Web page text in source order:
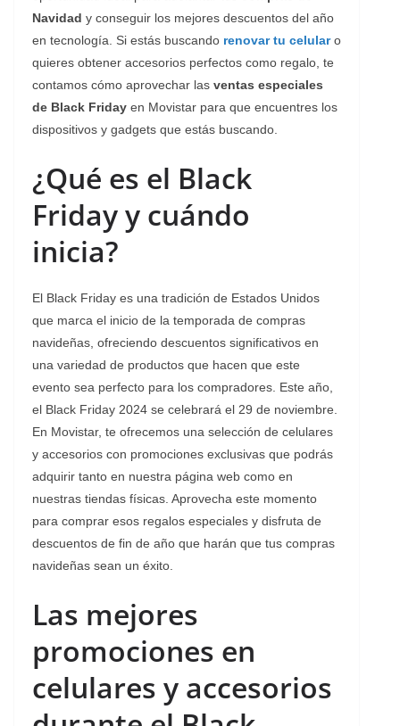
Navidad y conseguir los mejores descuentos del año
en tecnología. Si estás buscando renovar tu celularo
quieres obtener accesorios perfectos como regalo, te
contamos cómo aprovechar las ventas especiales
de Black Friday en Movistar para que encuentres los
dispositivos y gadgets que estás buscando.
¿Qué es el Black
Friday y cuándo
inicia?
El Black Friday es una tradición de Estados Unidos
que marca el inicio de la temporada de compras
navideñas, ofreciendo descuentos significativos en
una variedad de productos que hacen que este
evento sea perfecto para los compradores. Este año,
el Black Friday 2024 se celebrará el 29 de noviembre.
En Movistar, te ofrecemos una selección de celulares
y accesorios con promociones exclusivas que podrás
adquirir tanto en nuestra página web como en
nuestras tiendas físicas. Aprovecha este momento
para comprar esos regalos especiales y disfruta de
descuentos de fin de año que harán que tus compras
navideñas sean un éxito.
Las mejores
promociones en
celulares y accesorios